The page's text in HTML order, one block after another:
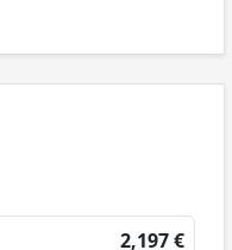
2,197 €